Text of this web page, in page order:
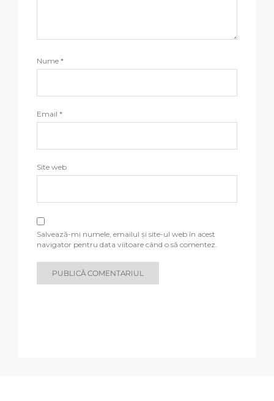
Nume *
Email *
Site web
Salvează-mi numele, emailul și site-ul web în acest
navigator pentru data viitoare când o să comentez.